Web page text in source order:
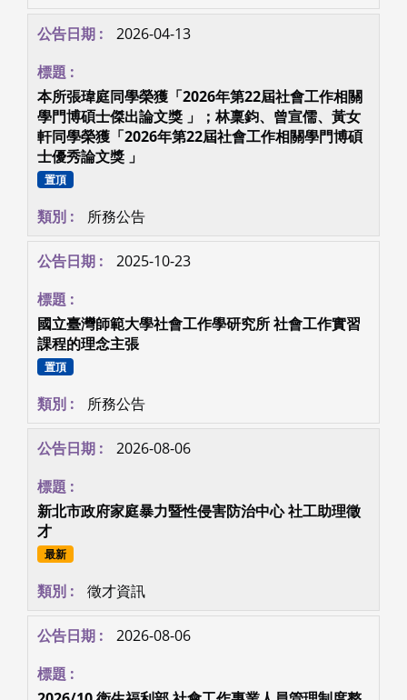
2026-04-13
本所張瑋庭同學榮獲「2026年第22屆社會工作相關
學門博碩士傑出論文獎 」；林稟鈞、曾宣儒、黃女
軒同學榮獲「2026年第22屆社會工作相關學門博碩
士優秀論文獎 」
置頂
所務公告
2025-10-23
國立臺灣師範大學社會工作學研究所 社會工作實習
課程的理念主張
置頂
所務公告
2026-08-06
新北市政府家庭暴力暨性侵害防治中心 社工助理徵
才
最新
徵才資訊
2026-08-06